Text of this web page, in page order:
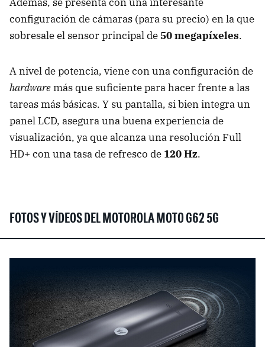
configuración de cámaras (para su precio) en la que
sobresale el sensor principal de50 megapíxeles.
A nivel de potencia, viene con una configuración de
hardwaremás que suficiente para hacer frente a las
tareas más básicas. Y su pantalla, si bien integra un
panel LCD, asegura una buena experiencia de
visualización, ya que alcanza una resolución Full
HD+ con una tasa de refresco de 120 Hz.
FOTOS Y VÍDEOS DEL MOTOROLA MOTO G62 5G